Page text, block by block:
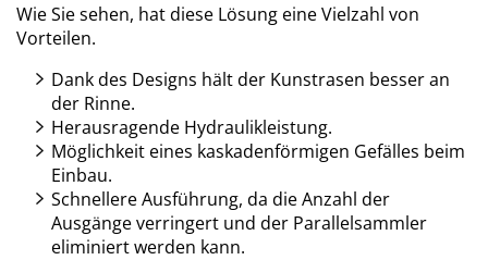
Wie Sie sehen, hat diese Lösung eine Vielzahl von
Vorteilen.
Dank des Designs hält der Kunstrasen besser an
der Rinne.
Herausragende Hydraulikleistung.
Möglichkeit eines kaskadenförmigen Gefälles beim
Einbau.
Schnellere Ausführung, da die Anzahl der
Ausgänge verringert und der Parallelsammler
eliminiert werden kann.